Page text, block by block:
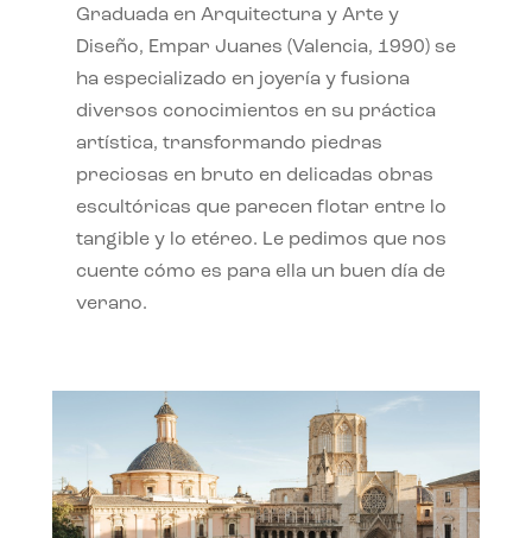
Graduada en Arquitectura y Arte y
Diseño, Empar Juanes (Valencia, 1990) se
ha especializado en joyería y fusiona
diversos conocimientos en su práctica
artística, transformando piedras
preciosas en bruto en delicadas obras
escultóricas que parecen flotar entre lo
tangible y lo etéreo. Le pedimos que nos
cuente cómo es para ella un buen día de
verano.